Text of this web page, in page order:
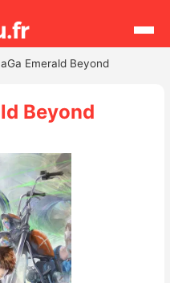
Emerald Beyond
Beyond